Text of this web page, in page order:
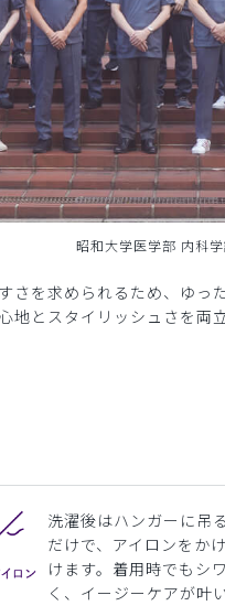
昭和大学医学部 内科
さを求められるため、ゆっ
地とスタイリッシュさを両
洗濯後はハンガーに吊
だけで、アイロンをか
けます。着用時でもシ
く、イージーケアが叶